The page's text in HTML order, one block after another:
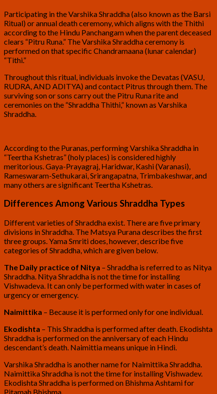
Participating in the Varshika Shraddha (also known as the Barsi
Ritual) or annual death ceremony, which aligns with the Thithi
according to the Hindu Panchangam when the parent deceased
clears “Pitru Runa.” The Varshika Shraddha ceremony is
performed on that specific Chandramaana (lunar calendar)
“Tithi.”
Throughout this ritual, individuals invoke the Devatas (VASU,
RUDRA, AND ADITYA) and contact Pitrus through them. The
surviving son or sons carry out the Pitru Runa rite and
ceremonies on the “Shraddha Thithi,” known as Varshika
Shraddha.
According to the Puranas, performing Varshika Shraddha in
“Teertha Kshetras” (holy places) is considered highly
meritorious. Gaya-Prayagraj, Haridwar, Kashi (Varanasi),
Rameswaram-Sethukarai, Srirangapatna, Trimbakeshwar, and
many others are significant Teertha Kshetras.
Differences Among Various Shraddha Types
Different varieties of Shraddha exist. There are five primary
divisions in Shraddha. The Matsya Purana describes the first
three groups. Yama Smriti does, however, describe five
categories of Shraddha, which are given below.
The Daily practice of Nitya – Shraddha is referred to as Nitya
Shraddha. Nitya Shraddha is not the time for installing
Vishwadeva. It can only be performed with water in cases of
urgency or emergency.
Naimittika – Because it is performed only for one individual.
Ekodishta – This Shraddha is performed after death. Ekodishta
Shraddha is performed on the anniversary of each Hindu
descendant’s death. Naimittia means unique in Hindi.
Varshika Shraddha is another name for Naimittika Shraddha.
Naimittika Shraddha is not the time for installing Vishwadev.
Ekodishta Shraddha is performed on Bhishma Ashtami for
Pitamah Bhishma.